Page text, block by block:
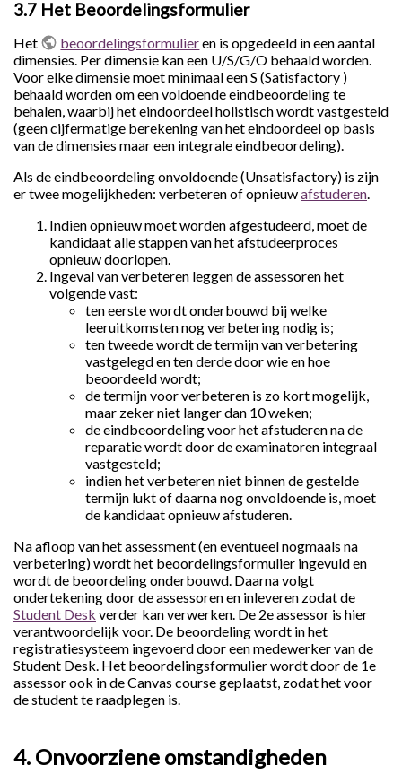
3.7 Het Beoordelingsformulier
Het beoordelingsformulieren is opgedeeld in een aantal
dimensies. Per dimensie kan een U/S/G/O behaald worden.
Voor elke dimensie moet minimaal een S (Satisfactory )
behaald worden om een voldoende eindbeoordeling te
behalen, waarbij het eindoordeel holistisch wordt vastgesteld
(geen cijfermatige berekening van het eindoordeel op basis
van de dimensies maar een integrale eindbeoordeling).
Als de eindbeoordeling onvoldoende (Unsatisfactory) is zijn
er twee mogelijkheden: verbeteren of opnieuwafstuderen.
Indien opnieuw moet worden afgestudeerd, moet de
kandidaat alle stappen van het afstudeerproces
opnieuw doorlopen.
Ingeval van verbeteren leggen de assessoren het
volgende vast:
ten eerste wordt onderbouwd bij welke
leeruitkomsten nog verbetering nodig is;
ten tweede wordt de termijn van verbetering
vastgelegd en ten derde door wie en hoe
beoordeeld wordt;
de termijn voor verbeteren is zo kort mogelijk,
maar zeker niet langer dan 10 weken;
de eindbeoordeling voor het afstuderen na de
reparatie wordt door de examinatoren integraal
vastgesteld;
indien het verbeteren niet binnen de gestelde
termijn lukt of daarna nog onvoldoende is, moet
de kandidaat opnieuw afstuderen.
Na afloop van het assessment (en eventueel nogmaals na
verbetering) wordt het beoordelingsformulier ingevuld en
wordt de beoordeling onderbouwd. Daarna volgt
ondertekening door de assessoren en inleveren zodat de
Student Desk verder kan verwerken. De 2e assessor is hier
verantwoordelijk voor. De beoordeling wordt in het
registratiesysteem ingevoerd door een medewerker van de
Student Desk. Het beoordelingsformulier wordt door de 1e
assessor ook in de Canvas course geplaatst, zodat het voor
de student te raadplegen is.
4. Onvoorziene omstandigheden